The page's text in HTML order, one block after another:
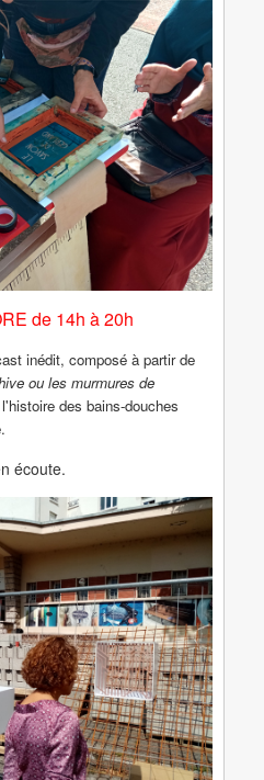
de 14h à 20h
inédit, composé à partir de
ou les murmures de
des bains-douches
écoute.